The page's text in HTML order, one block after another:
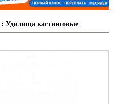
: Удилища кастинговые